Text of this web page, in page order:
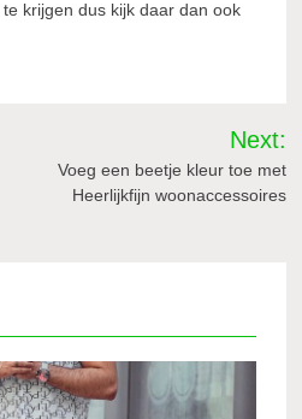
krijgen dus kijk daar dan ook
Next:
Voeg een beetje kleur toe met
Heerlijkfijn woonaccessoires